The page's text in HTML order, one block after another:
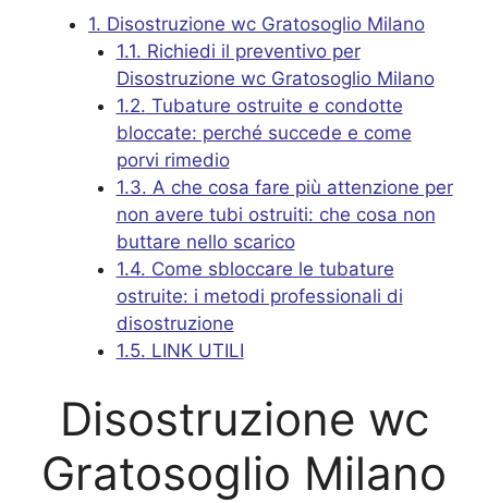
1. Disostruzione wc Gratosoglio Milano
1.1. Richiedi il preventivo per
Disostruzione wc Gratosoglio Milano
1.2. Tubature ostruite e condotte
bloccate: perché succede e come
porvi rimedio
1.3. A che cosa fare più attenzione per
non avere tubi ostruiti: che cosa non
buttare nello scarico
1.4. Come sbloccare le tubature
ostruite: i metodi professionali di
disostruzione
1.5. LINK UTILI
Disostruzione wc
Gratosoglio Milano